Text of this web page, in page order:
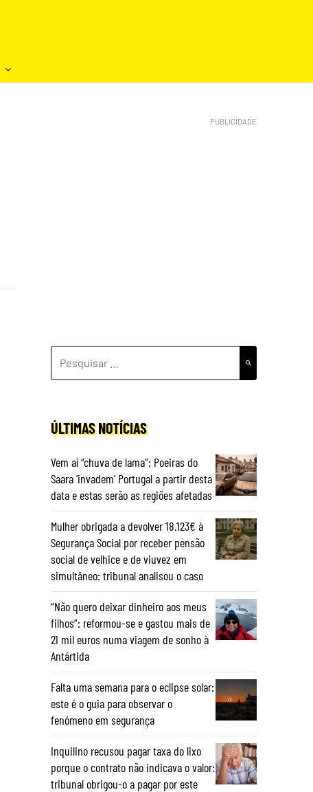
POR:
ÚLTIMAS NOTÍCIAS
Vem aí “chuva de lama”: Poeiras do
Saara ‘invadem’ Portugal a partir desta
data e estas serão as regiões afetadas
Mulher obrigada a devolver 18.123€ à
Segurança Social por receber pensão
social de velhice e de viuvez em
simultâneo: tribunal analisou o caso
“Não quero deixar dinheiro aos meus
filhos”: reformou-se e gastou mais de
21 mil euros numa viagem de sonho à
Antártida
Falta uma semana para o eclipse solar:
este é o guia para observar o
fenómeno em segurança
Inquilino recusou pagar taxa do lixo
porque o contrato não indicava o valor:
tribunal obrigou-o a pagar por este